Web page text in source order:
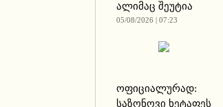
ალიმაც შეუტია
05/08/2026 | 07:23
ოფიციალურად:
საზონოვი ხეტაფეს